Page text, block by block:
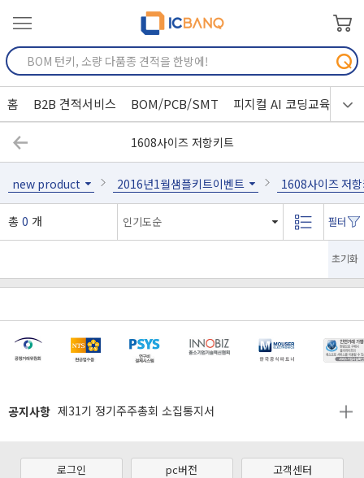
홈 B2B 견적서비스 BOM/PCB/SMT 피지컬 AI 코딩교육
1608사이즈 저항키트
new product 2016년1월샘플키트이벤트 1608사이즈 저
총 0 개
초기화
공지사항
[마일리지 적립 및 사용 정책 개편 안내]
제31기 정기주주총회 소집통지서
[2026년 8월 신용카드 무이자 행사 안내]
로그인 pc버전 고객센터